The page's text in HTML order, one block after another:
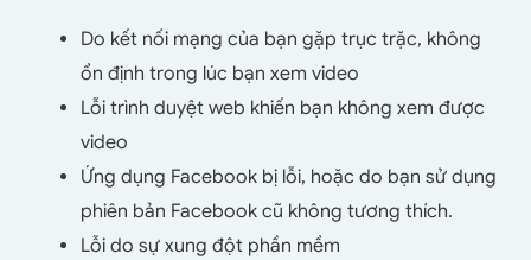
Do kết nối mạng của bạn gặp trục trặc, không
ổn định trong lúc bạn xem video
Lỗi trình duyệt web khiến bạn không xem được
video
Ứng dụng Facebook bị lỗi, hoặc do bạn sử dụng
phiên bản Facebook cũ không tương thích.
Lỗi do sự xung đột phần mềm